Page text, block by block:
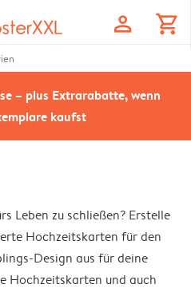
profile shopping_cart
– plus Extrarabatte, wenn
kaufst
Leben zu schließen? Erstelle
Hochzeitskarten für den
Design aus für deine
Hochzeitskarten und auch